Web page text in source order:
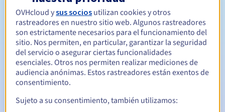
Período de renovación Entre 1 y 10 años
Período de redención
OVHcloud ysus socios utilizan cookies y otros
rastreadores en nuestro sitio web. Algunos rastreadores
son estrictamente necesarios para el funcionamiento del
sitio. Nos permiten, en particular, garantizar la seguridad
del servicio o asegurar ciertas funcionalidades
esenciales. Otros nos permiten realizar mediciones de
audiencia anónimas. Estos rastreadores están exentos de
consentimiento.
Sujeto a su consentimiento, también utilizamos: